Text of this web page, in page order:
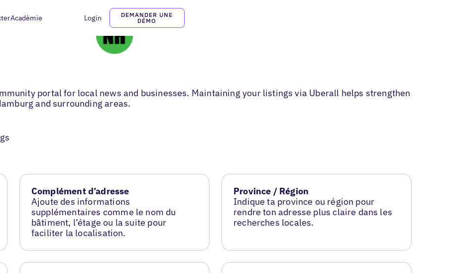
Acadèmie Login
DEMANDER UNE
DÉMO
portal for local news and businesses. Maintaining your listings via Uberall helps strengthen
and surrounding areas.
Complément d’adresse
Ajoute des informations
supplémentaires comme le nom du
bâtiment, l’étage ou la suite pour
faciliter la localisation.
Province / Région
Indique ta province ou région pour
rendre ton adresse plus claire dans les
recherches locales.